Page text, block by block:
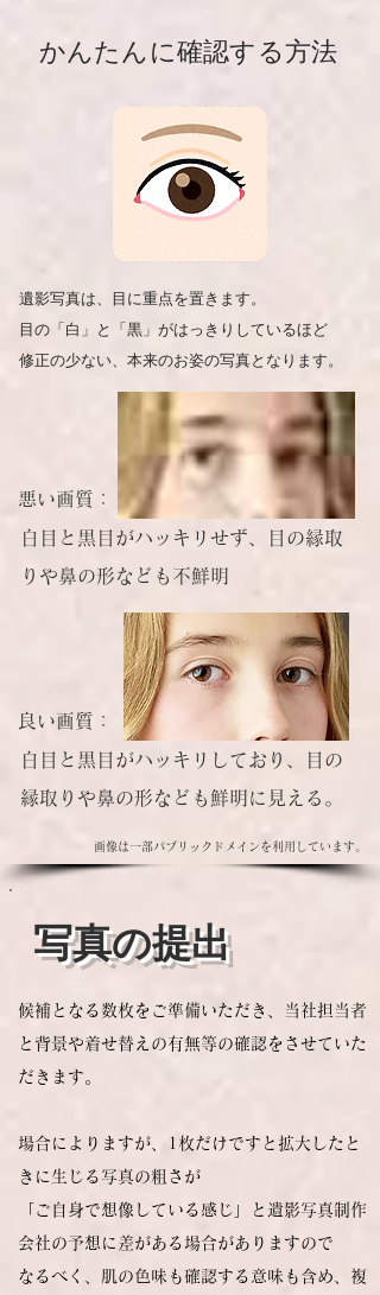
かんたんに確認する方法
遺影写真は、目に重点を置きます。
目の「白」と「黒」がはっきりしているほど
修正の少ない、本来のお姿の写真となります。
悪い画質：
白目と黒目がハッキリせず、目の縁取
りや鼻の形なども不鮮明
良い画質：
白目と黒目がハッキリしており、目の
縁取りや鼻の形なども鮮明に見える。
画像は一部パブリックドメインを利用しています。
写真の提出
​候補となる数枚を ご準備いただき、当社担当者
と背景や着せ替えの有無等の確認をさせていた
だきます。
場合によりますが、1枚だけですと拡大したと
きに生じる写真の粗さが
「ご自身で想像している感じ」と遺影写真制作
会社の予想に差がある場合がありますので
なるべく、肌の色味も確認する意味も含め、複